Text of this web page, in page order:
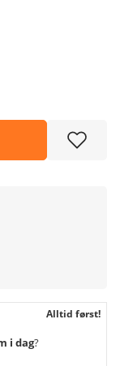
Alltid først!
i dag?